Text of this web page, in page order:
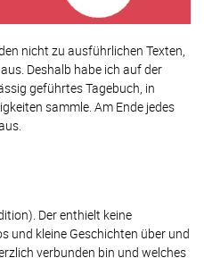
nicht zu ausführlichen Texten,
Deshalb habe ich auf der
geführtes Tagebuch, in
sammle. Am Ende jedes
Der enthielt keine
und kleine Geschichten über und
verbunden bin und welches